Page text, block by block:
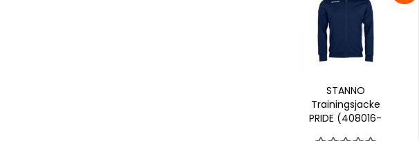
STANNO
Trainingsjacke
PRIDE (408016-